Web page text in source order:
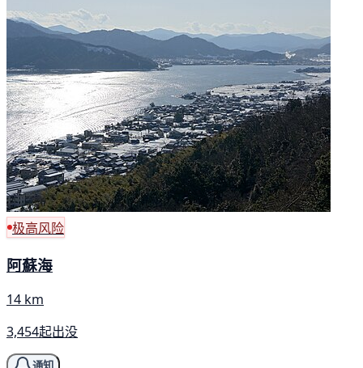
极高风险
阿蘇海
14 km
3,454起出没